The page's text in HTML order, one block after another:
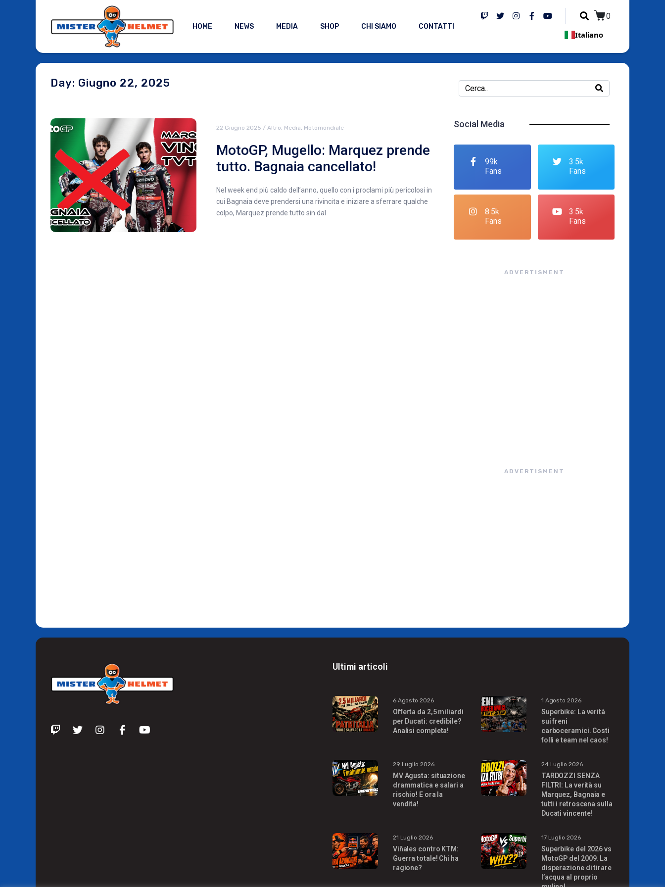
HOME NEWS MEDIA SHOP CHI SIAMO CONTATTI
0
Italiano
Day: Giugno 22, 2025
22 Giugno 2025 / Altro, Media, Motomondiale
MotoGP, Mugello: Marquez prende
tutto. Bagnaia cancellato!
Nel week end più caldo dell’anno, quello con i proclami più pericolosi in
cui Bagnaia deve prendersi una rivincita e iniziare a sferrare qualche
colpo, Marquez prende tutto sin dal
Social Media
99k
Fans
3.5k
Fans
8.5k
Fans
3.5k
Fans
ADVERTISMENT
ADVERTISMENT
Ultimi articoli
6 Agosto 2026
Offerta da 2,5 miliardi
per Ducati: credibile?
Analisi completa!
1 Agosto 2026
Superbike: La verità
sui freni
carboceramici. Costi
folli e team nel caos!
29 Luglio 2026
MV Agusta: situazione
drammatica e salari a
rischio! E ora la
vendita!
24 Luglio 2026
TARDOZZI SENZA
FILTRI: La verità su
Marquez, Bagnaia e
tutti i retroscena sulla
Ducati vincente!
21 Luglio 2026
Viñales contro KTM:
Guerra totale! Chi ha
ragione?
17 Luglio 2026
Superbike del 2026 vs
MotoGP del 2009. La
disperazione di tirare
l’acqua al proprio